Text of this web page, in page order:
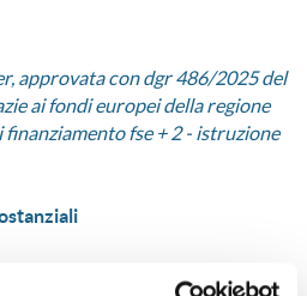
approvata con dgr 486/2025 del
ai fondi europei della regione
finanziamento fse + 2 - istruzione